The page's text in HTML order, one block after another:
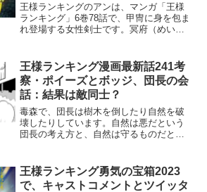
王様ランキングのアンは、マンガ「王様
ランキング」6巻78話で、甲冑に身を包ま
れ登場する女性剣士です。冥府（めい
自ら危険な場所に向かって行きました。
冥府（めいふ）の罪人で...
王様ランキング漫画最新話241考
察・ポイーズとボッジ、団長の会
話：結果は敵同士？
毒森で、団長は樹木を倒したり自然を破
壊したりしています。自然は悪だという
団長の考え方と、自然は守るものだとい
と団長です。ポイーズはボッジを一目見
て、ニッコリと微笑み、ボ...
王様ランキング勇気の宝箱2023
で、キャストコメントとツイッタ